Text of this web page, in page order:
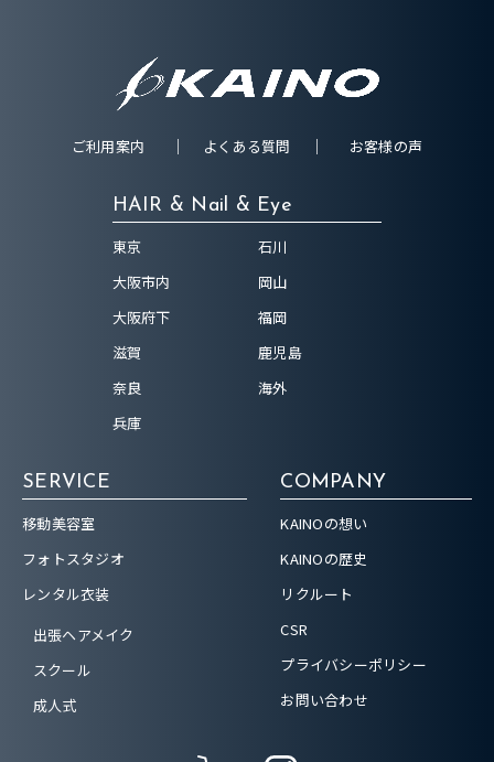
ご利用案内 よくある質問 お客様の声
HAIR & Nail & Eye
東京
大阪市内
大阪府下
滋賀
奈良
兵庫
石川
岡山
福岡
鹿児島
海外
SERVICE
移動美容室
フォトスタジオ
レンタル衣装
出張ヘアメイク
スクール
成人式
COMPANY
KAINOの想い
KAINOの歴史
リクルート
CSR
プライバシーポリシー
お問い合わせ